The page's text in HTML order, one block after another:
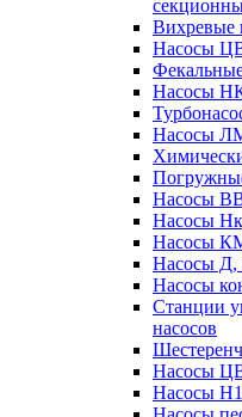
Вихревые
Насосы
Насосы
Насосы
Насосы
Насосы
Насосы
Насосы Д,
Насосы
Станции
насосов
Насосы
Насосы